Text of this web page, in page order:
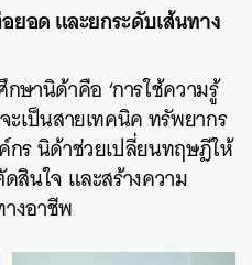
ยอด และยกระดับเส้นทาง
ษานิด้าคือ ‘การใช้ความรู้
ะเป็นสายเทคนิค ทรัพยากร
ร นิด้าช่วยเปลี่ยนทฤษฎีให้
สินใจ และสร้างความ
งอาชีพ